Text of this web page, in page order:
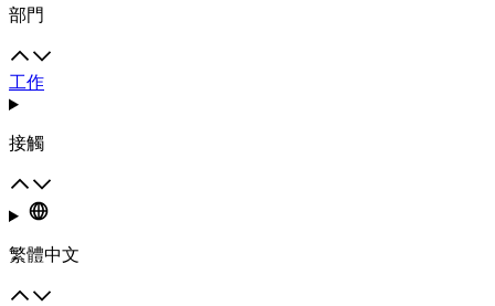
部門
工作
接觸
繁體中文